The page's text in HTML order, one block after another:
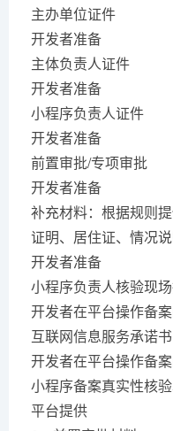
主办单位证件
开发者准备
主体负责人证件
开发者准备
小程序负责人证件
开发者准备
前置审批/专项审批
开发者准备
补充材料：根据规则
证明、居住证、情况
开发者准备
小程序负责人核验现
开发者在平台操作备
互联网信息服务承诺书
开发者在平台操作备
小程序备案真实性核
平台提供